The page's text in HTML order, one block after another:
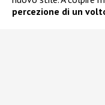
percezione di un